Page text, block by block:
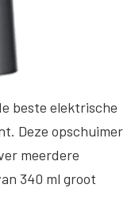
beste elektrische
Deze opschuimer
meerdere
340 ml groot